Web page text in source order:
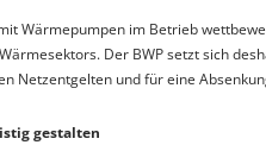
Wärmepumpen im Betrieb
Der BWP setzt sich
Netzentgelten und für eine
gestalten